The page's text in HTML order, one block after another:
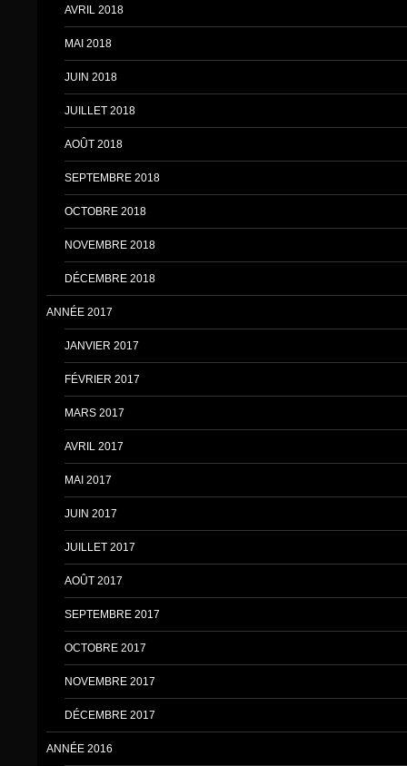
AVRIL 2018
MAI 2018
JUIN 2018
JUILLET 2018
AOÛT 2018
SEPTEMBRE 2018
OCTOBRE 2018
NOVEMBRE 2018
DÉCEMBRE 2018
ANNÉE 2017
JANVIER 2017
FÉVRIER 2017
MARS 2017
AVRIL 2017
MAI 2017
JUIN 2017
JUILLET 2017
AOÛT 2017
SEPTEMBRE 2017
OCTOBRE 2017
NOVEMBRE 2017
DÉCEMBRE 2017
ANNÉE 2016